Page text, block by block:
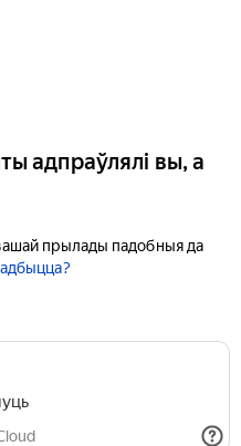
адпраўлялі вы, а
прылады падобныя да